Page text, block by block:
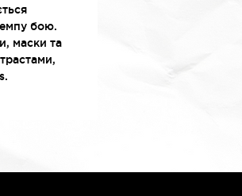
бою.
маски та